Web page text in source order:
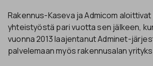
Rakennus-Kaseva ja Admicom
yhteistyöstä pari vuotta sen jälkeen,
vuonna 2013 laajentanut Adminet-
palvelemaan myös rakennusalan